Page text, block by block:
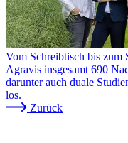
Vom Schreibtisch bis zum
Agravis insgesamt 690
darunter auch duale
los.
Zurück